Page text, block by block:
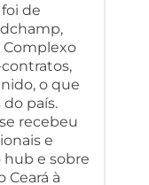
de
Complexo
o que
país.
recebeu
e
hub e sobre
Ceará à